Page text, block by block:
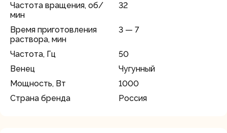
Частота вращения, об/
мин
32
Время приготовления
раствора, мин
3 — 7
Частота, Гц
50
Венец
Чугунный
Мощность, Вт
1000
Страна бренда
Россия